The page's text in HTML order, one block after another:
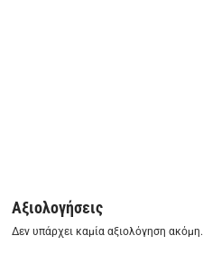
Αξιολογήσεις
Δεν υπάρχει καμία αξιολόγηση ακόμη.